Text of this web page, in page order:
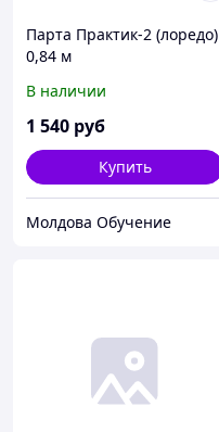
Парта Практик-2 (лоредо)
0,84 м
В наличии
1 540 руб
Купить
Молдова Обучение